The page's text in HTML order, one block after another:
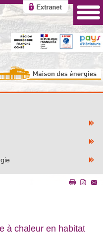
à chaleur en habitat